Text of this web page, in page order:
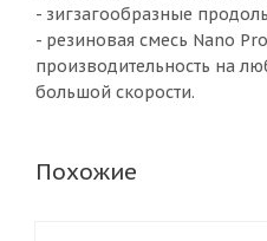
- зигзагообразные
- резиновая смесь Nano
производительность на
большой скорости.
Похожие